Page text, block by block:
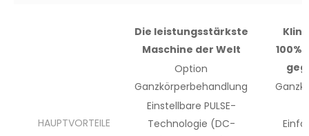
HAUPTVORTEILE
Die leistungsstärkste
Maschine der Welt
Option
Ganzkörperbehandlung
Einstellbare PULSE-
Technologie (DC-